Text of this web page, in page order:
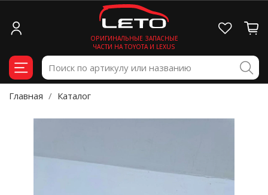
ОРИГИНАЛЬНЫЕ ЗАПАСНЫЕ
ЧАСТИ НА TOYOTA И LEXUS
Главная Каталог